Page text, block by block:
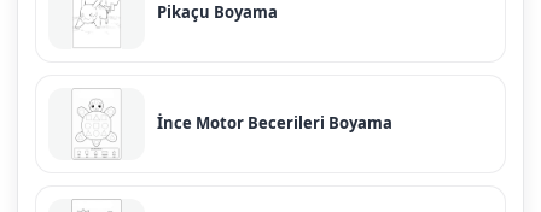
Pikaçu Boyama
İnce Motor Becerileri Boyama